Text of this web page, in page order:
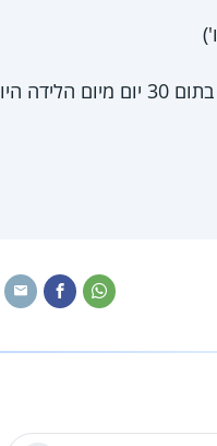
הקצבה תשולם ליולדת בתנאי שהיא או בן זוגה מועסקים בישראל לפחות 6 חודשים, אם בתום 30 יום מיום הלידה היו